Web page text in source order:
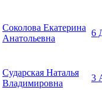
Соколова Екатерина
Анатольевна
6
Сударская Наталья
Владимировна
3